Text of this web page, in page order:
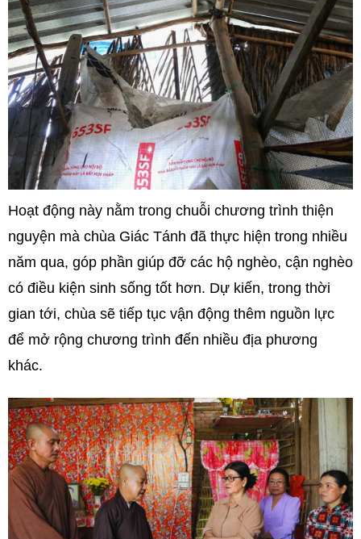
Hoạt động này nằm trong chuỗi chương trình thiện
nguyện mà chùa Giác Tánh đã thực hiện trong nhiều
năm qua, góp phần giúp đỡ các hộ nghèo, cận nghèo
có điều kiện sinh sống tốt hơn. Dự kiến, trong thời
gian tới, chùa sẽ tiếp tục vận động thêm nguồn lực
để mở rộng chương trình đến nhiều địa phương
khác.